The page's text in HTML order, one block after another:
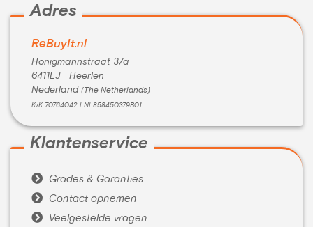
Adres
ReBuyIt.nl
Honigmannstraat 37a
6411LJ Heerlen
Nederland (The Netherlands)
KvK 70764042 | NL858450379B01
Klantenservice
 Grades & Garanties
 Contact opnemen
 Veelgestelde vragen